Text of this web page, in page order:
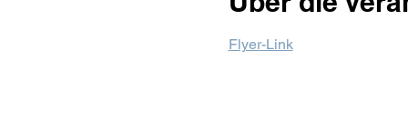
Flyer-Link